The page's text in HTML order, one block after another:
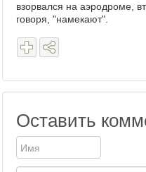
взорвался на аэродроме,
говоря, "намекают".
Оставить